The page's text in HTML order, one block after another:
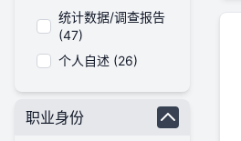
统计数据/调查报告
(47)
个人自述 (26)
职业身份